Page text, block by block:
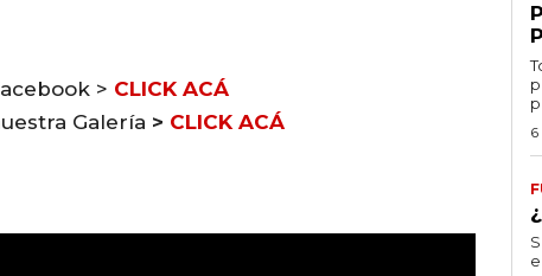
> CLICK ACÁ
Galería > CLICK ACÁ